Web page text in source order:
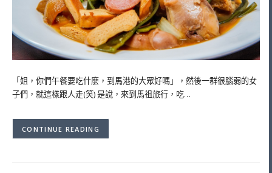
「姐，你們午餐要吃什麼，到馬港的大眾好嗎」，然後一群很腦弱的女
子們，就這樣跟人走(笑) 是說，來到馬祖旅行，吃…
CONTINUE READING